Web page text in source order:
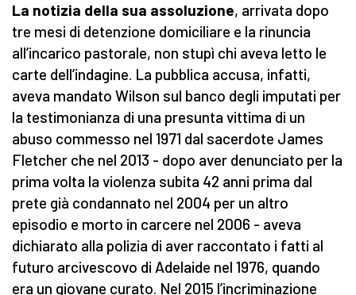
La notizia della sua assoluzione, arrivata dopo
tre mesi di detenzione domiciliare e la rinuncia
all’incarico pastorale, non stupì chi aveva letto le
carte dell’indagine. La pubblica accusa, infatti,
aveva mandato Wilson sul banco degli imputati per
la testimonianza di una presunta vittima di un
abuso commesso nel 1971 dal sacerdote James
Fletcher che nel 2013 - dopo aver denunciato per la
prima volta la violenza subita 42 anni prima dal
prete già condannato nel 2004 per un altro
episodio e morto in carcere nel 2006 - aveva
dichiarato alla polizia di aver raccontato i fatti al
futuro arcivescovo di Adelaide nel 1976, quando
era un giovane curato. Nel 2015 l’incriminazione